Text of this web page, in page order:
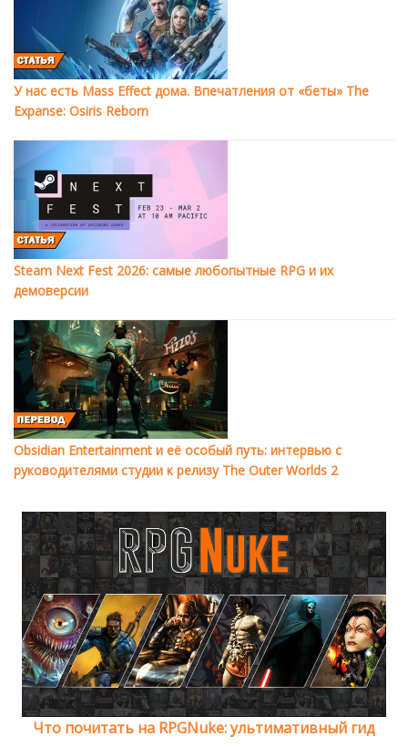
У нас есть Mass Effect дома. Впечатления от «беты» The
Expanse: Osiris Reborn
Steam Next Fest 2026: самые любопытные RPG и их
демоверсии
Obsidian Entertainment и её особый путь: интервью с
руководителями студии к релизу The Outer Worlds 2
Что почитать на RPGNuke: ультимативный гид